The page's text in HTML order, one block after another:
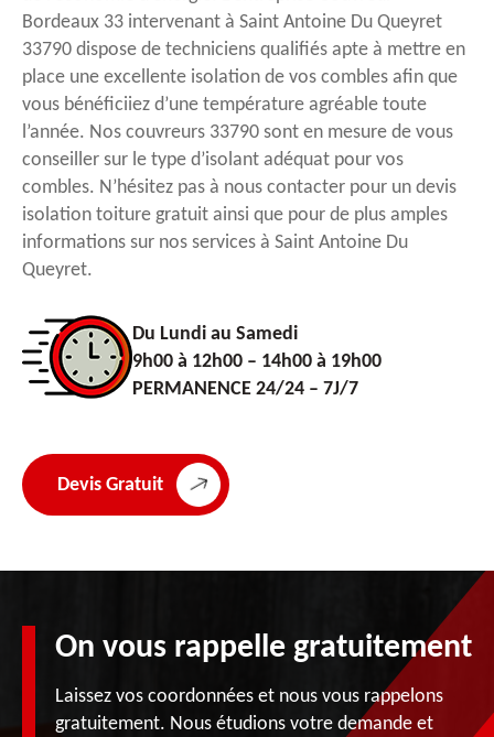
Bordeaux 33 intervenant à Saint Antoine Du Queyret
33790 dispose de techniciens qualifiés apte à mettre en
place une excellente isolation de vos combles afin que
vous bénéficiiez d’une température agréable toute
l’année. Nos couvreurs 33790 sont en mesure de vous
conseiller sur le type d’isolant adéquat pour vos
combles. N’hésitez pas à nous contacter pour un devis
isolation toiture gratuit ainsi que pour de plus amples
informations sur nos services à Saint Antoine Du
Queyret.
Du Lundi au Samedi
9h00 à 12h00 – 14h00 à 19h00
PERMANENCE 24/24 – 7J/7
Devis Gratuit
On vous rappelle gratuitement
Laissez vos coordonnées et nous vous rappelons
gratuitement. Nous étudions votre demande et